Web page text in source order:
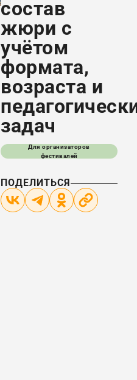
состав
жюри с
учётом
формата,
возраста и
задач
Для организаторов
фестивалей
ПОДЕЛИТЬСЯ